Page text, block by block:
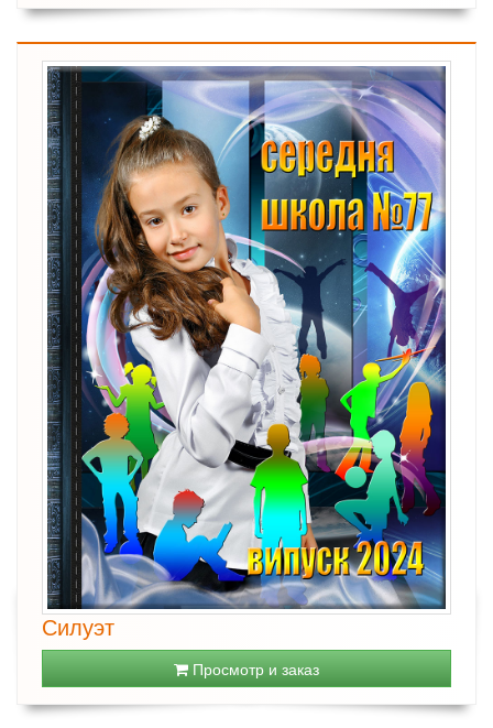
Силуэт
Просмотр и заказ